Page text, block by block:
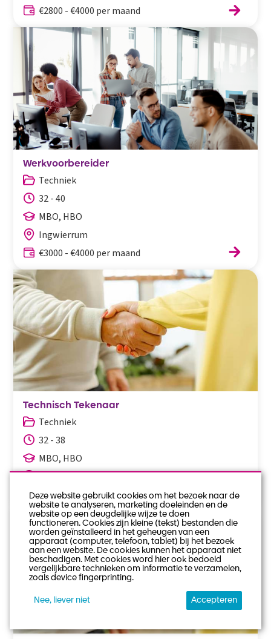
€2800 - €4000 per maand
Werkvoorbereider
Techniek
32 - 40
MBO, HBO
Ingwierrum
€3000 - €4000 per maand
Technisch Tekenaar
Techniek
32 - 38
MBO, HBO
Ingwierrum
€3000 - €4000 per maand
Deze website gebruikt cookies om het bezoek naar de
website te analyseren, marketing doeleinden en de
website op een deugdelijke wijze te doen
functioneren. Cookies zijn kleine (tekst) bestanden die
worden geïnstalleerd in het geheugen van een
apparaat (computer, telefoon, tablet) bij het bezoek
aan een website. De cookies kunnen het apparaat niet
beschadigen. Met cookies word hier ook bedoeld
vergelijkbare technieken om informatie te verzamelen,
zoals device fingerprinting.
Nee, liever niet Accepteren